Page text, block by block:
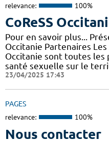
relevance: 100%
CoReSS
Pour en savoir plus...
Occitanie Partenaires Les
Occitanie sont toutes les
santé sexuelle sur le
23/04/2025 17:43
PAGES
relevance: 100%
Nous contacter